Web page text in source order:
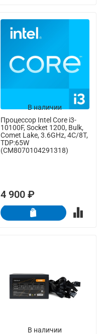
В наличии
Процессор Intel Core i3-
10100F, Socket 1200, Bulk,
Comet Lake, 3.6GHz, 4C/8T,
TDP:65W
(CM8070104291318)
4 900 ₽
В наличии